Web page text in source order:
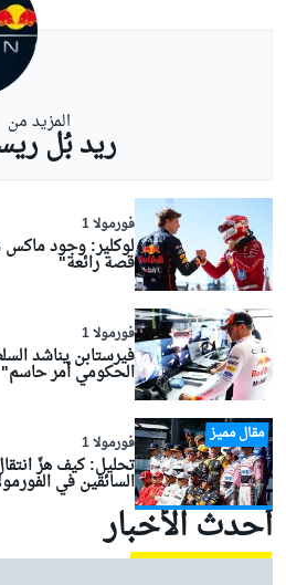
المزيد منريد بُل
فورمولا 1
لوكلير: وجود
قصة رائعة"
فورمولا 1
فيرستابن يناشد
الحكومي أمر حاسم"
مقال مميز فورمولا 1
تحليل: كيف هزّ
السائقين في
أحدث الأخبار